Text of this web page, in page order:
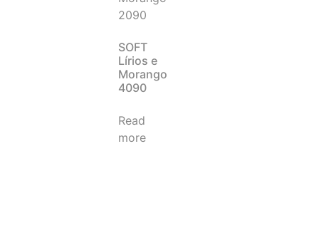
SOFT
Lírios e
Morango
4090
Read
more